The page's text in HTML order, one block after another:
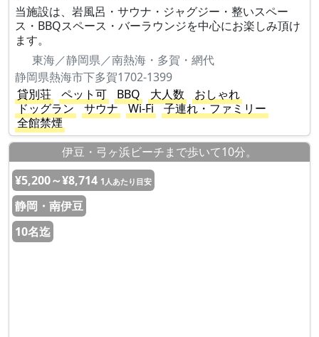
当施設は、岩風呂・サウナ・ジャグジー・整いスペー
ス・BBQスペース・バーラウンジを中心にお楽しみ頂け
ます。
東海／静岡県／南熱海・多賀・網代
静岡県熱海市下多賀1702-1399
貸別荘
ペット可 BBQ 大人数
おしゃれ
ドッグラン
サウナ Wi-Fi
子連れ・ファミリー
全館禁煙
伊豆・弓ヶ浜ビーチまで歩いて10分。
¥5,200～¥8,714 1人あたり目安
静岡・南伊豆
10名迄